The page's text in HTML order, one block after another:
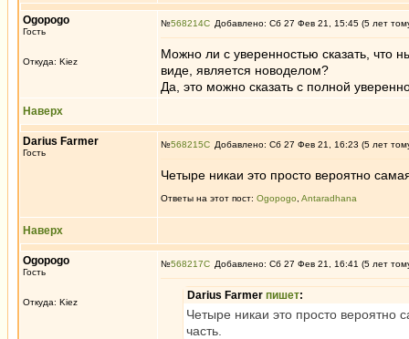
Ogopogo
Гость
Откуда: Kiez
№568214 Добавлено: Сб 27 Фев 21, 15:45 (5 лет
Можно ли с уверенностью сказать, что
виде, является новоделом?
Да, это можно сказать с полной
Наверх
Darius Farmer
Гость
№568215 Добавлено: Сб 27 Фев 21, 16:23 (5 лет
Четыре никаи это просто вероятно
Ответы на этот пост: Ogopogo Antaradhana
Наверх
Ogopogo
Гость
Откуда: Kiez
№568217 Добавлено: Сб 27 Фев 21, 16:41 (5 лет
Darius Farmer пишет:
Четыре никаи это просто вероятно
часть.